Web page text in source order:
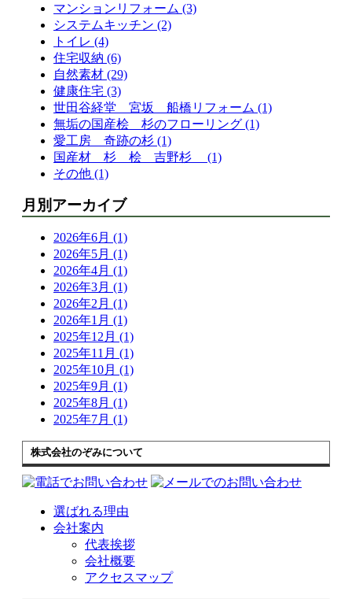
ー
を
マンションリフォーム (3)
システムキッチン (2)
トイレ (4)
住宅収納 (6)
自然素材 (29)
健康住宅 (3)
世田谷経堂 宮坂 船橋リフォーム (1)
無垢の国産桧 杉のフローリング (1)
愛工房 奇跡の杉 (1)
国産材 杉 桧 吉野杉 (1)
その他 (1)
月別アーカイブ
2026年6月 (1)
2026年5月 (1)
2026年4月 (1)
2026年3月 (1)
2026年2月 (1)
2026年1月 (1)
2025年12月 (1)
2025年11月 (1)
2025年10月 (1)
2025年9月 (1)
2025年8月 (1)
2025年7月 (1)
株式会社のぞみについて
選ばれる理由
会社案内
代表挨拶
会社概要
アクセスマップ